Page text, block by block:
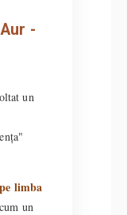
-
un
limba
un